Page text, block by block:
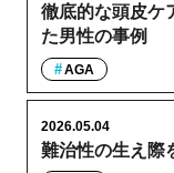
徹底的な頭皮ケ
た男性の事例
AGA
難治性の生え際
2026.05.04